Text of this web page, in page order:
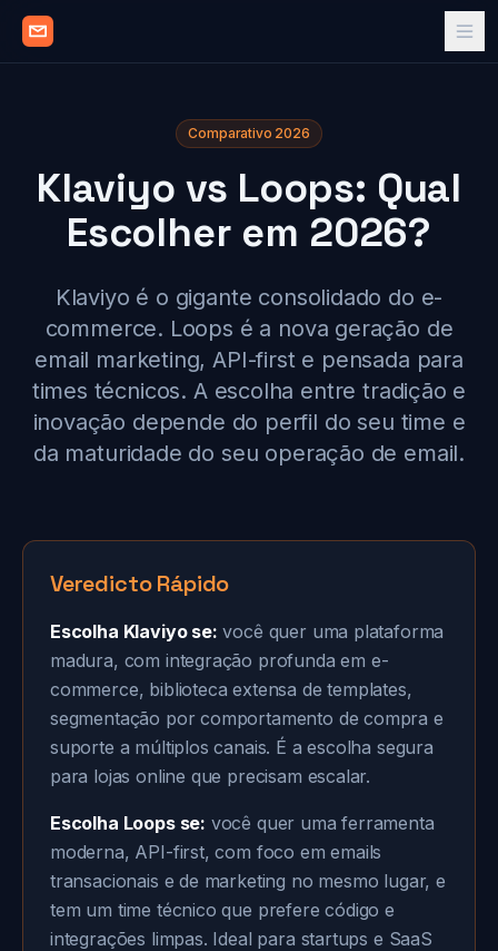
Comparativo 2026
Klaviyo vs Loops: Qual
Escolher em 2026?
Klaviyo é o gigante consolidado do e-
commerce. Loops é a nova geração de
email marketing, API-first e pensada para
times técnicos. A escolha entre tradição e
inovação depende do perfil do seu time e
da maturidade do seu operação de email.
Veredicto Rápido
Escolha Klaviyo se: você quer uma plataforma
madura, com integração profunda em e-
commerce, biblioteca extensa de templates,
segmentação por comportamento de compra e
suporte a múltiplos canais. É a escolha segura
para lojas online que precisam escalar.
Escolha Loops se: você quer uma ferramenta
moderna, API-first, com foco em emails
transacionais e de marketing no mesmo lugar, e
tem um time técnico que prefere código e
integrações limpas. Ideal para startups e SaaS